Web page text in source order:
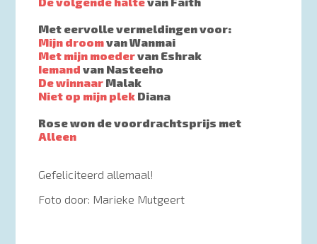
Met eervolle vermeldingen voor:
Mijn droomvan Wanmai
Met mijn moedervan Eshrak
Iemand van Nasteeho
De winnaar Malak
Niet op mijn plek Diana
Rose won de voordrachtsprijs met
Alleen
Gefeliciteerd allemaal!
Foto door: Marieke Mutgeert